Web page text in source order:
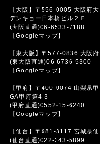
【大阪】〒556-0005 大阪府
デンキョー日本橋ビル２Ｆ
(大阪直通)06-6533-7188
【Googleマップ】
【東大阪】〒577-0836 大阪
(東大阪直通)06-6736-5300
【Googleマップ】
【甲府】〒400-0074 山梨県
GA甲府第4-3
(甲府直通)0552-15-6240
【Googleマップ】
【仙台】〒981-3117 宮城県
(仙台直通)022-343-5899